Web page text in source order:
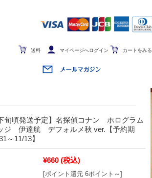
送料 マイページへログイン カートをみる
旬頃発送予定】名探偵コナン ホログラム
ジ 伊達航 デフォルメ秋 ver.【予約期
～11/13】
¥660 (税込)
[ポイント還元 6ポイント～]